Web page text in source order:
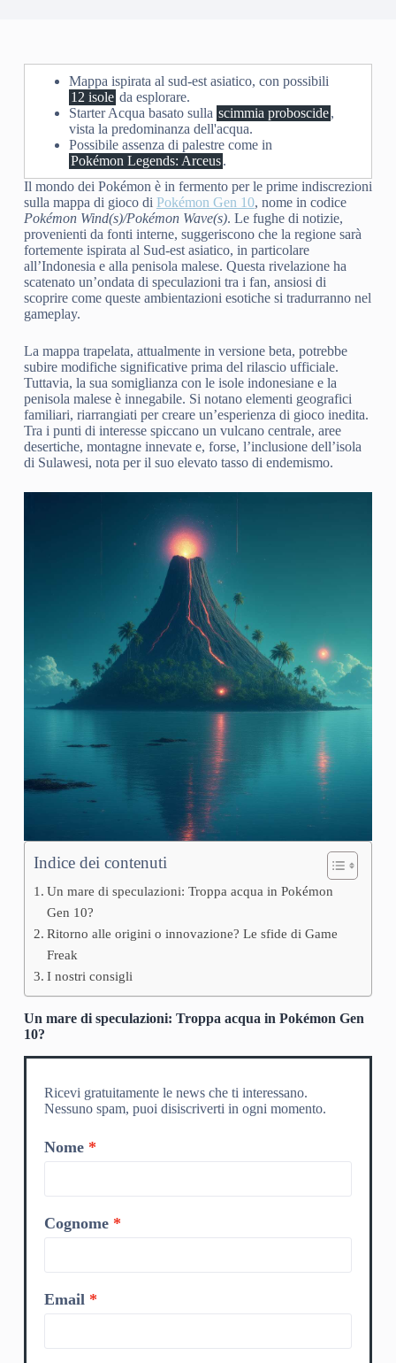
Mappa ispirata al sud-est asiatico, con possibili
12 isole da esplorare.
Starter Acqua basato sulla scimmia proboscide,
vista la predominanza dell'acqua.
Possibile assenza di palestre come in
Pokémon Legends: Arceus.
Il mondo dei Pokémon è in fermento per le prime indiscrezioni
sulla mappa di gioco di Pokémon Gen 10, nome in codice
Pokémon Wind(s)/Pokémon Wave(s). Le fughe di notizie,
provenienti da fonti interne, suggeriscono che la regione sarà
fortemente ispirata al Sud-est asiatico, in particolare
all’Indonesia e alla penisola malese. Questa rivelazione ha
scatenato un’ondata di speculazioni tra i fan, ansiosi di
scoprire come queste ambientazioni esotiche si tradurranno nel
gameplay.
La mappa trapelata, attualmente in versione beta, potrebbe
subire modifiche significative prima del rilascio ufficiale.
Tuttavia, la sua somiglianza con le isole indonesiane e la
penisola malese è innegabile. Si notano elementi geografici
familiari, riarrangiati per creare un’esperienza di gioco inedita.
Tra i punti di interesse spiccano un vulcano centrale, aree
desertiche, montagne innevate e, forse, l’inclusione dell’isola
di Sulawesi, nota per il suo elevato tasso di endemismo.
Indice dei contenuti
Un mare di speculazioni: Troppa acqua in Pokémon
Gen 10?
Ritorno alle origini o innovazione? Le sfide di Game
Freak
I nostri consigli
Un mare di speculazioni: Troppa acqua in Pokémon Gen
10?
Ricevi gratuitamente le news che ti interessano.
Nessuno spam, puoi disiscriverti in ogni momento.
Nome
Cognome
Email